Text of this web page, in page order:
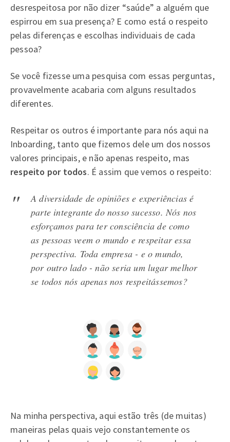
desrespeitosa por não dizer “saúde” a alguém que
espirrou em sua presença? E como está o respeito
pelas diferenças e escolhas individuais de cada
pessoa?
Se você fizesse uma pesquisa com essas perguntas,
provavelmente acabaria com alguns resultados
diferentes.
Respeitar os outros é importante para nós aqui na
Inboarding, tanto que fizemos dele um dos nossos
valores principais, e não apenas respeito, mas
respeito por todos. É assim que vemos o respeito:
A diversidade de opiniões e experiências é
parte integrante do nosso sucesso. Nós nos
esforçamos para ter consciência de como
as pessoas veem o mundo e respeitar essa
perspectiva. Toda empresa - e o mundo,
por outro lado - não seria um lugar melhor
se todos nós apenas nos respeitássemos?
Na minha perspectiva, aqui estão três (de muitas)
maneiras pelas quais vejo constantemente os